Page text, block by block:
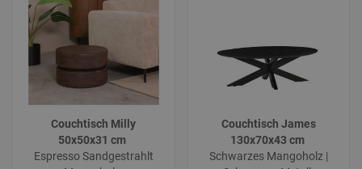
Couchtisch Milly
50x50x31 cm
Espresso Sandgestrahlt
Couchtisch James
130x70x43 cm
Schwarzes Mangoholz |